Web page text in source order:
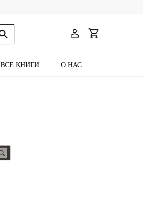
ВСЕ КНИГИ О НАС